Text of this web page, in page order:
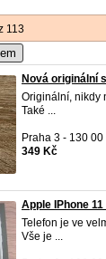
113
Nová originální
Originální, nikdy
Také ...
Praha 3 - 130 00
349 Kč
Apple IPhone
Telefon je ve
Vše je ...